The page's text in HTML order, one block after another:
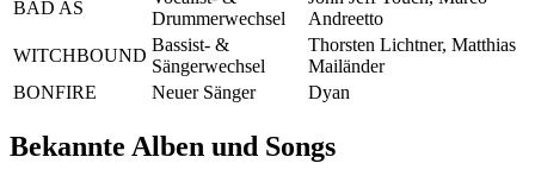
BAD AS
Drummerwechsel
Andreetto
WITCHBOUND
Bassist- &
Sängerwechsel
Thorsten Lichtner, Matthias
Mailänder
BONFIRE
Neuer Sänger Dyan
Bekannte Alben und Songs